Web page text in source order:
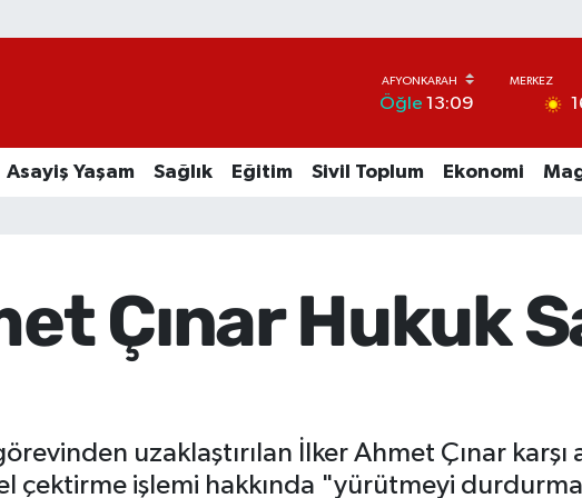
Öğle 13:09
Asayiş Yaşam Sağlık Eğitim Sivil Toplum Ekonomi
Çınar Hukuk
uzaklaştırılan İlker Ahmet Çınar karşı
çektirme işlemi hakkında "yürütmeyi